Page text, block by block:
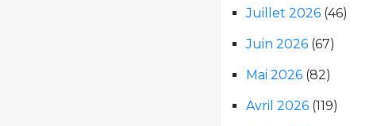
Juillet 2026 (46)
Juin 2026 (67)
Mai 2026 (82)
Avril 2026 (119)